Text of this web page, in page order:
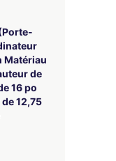
Matériau
de
16 po
12,75